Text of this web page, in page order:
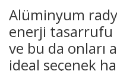
Alüminyum
enerji tasarrufu
ve bu da onları
ideal seçenek